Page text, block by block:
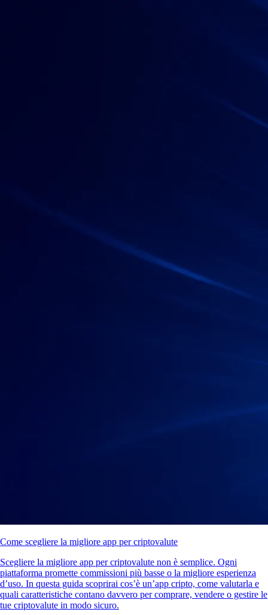
Come scegliere la migliore app per criptovalute
Scegliere la migliore app per criptovalute non è semplice. Ogni
piattaforma promette commissioni più basse o la migliore esperienza
d’uso. In questa guida scoprirai cos’è un’app cripto, come valutarla e
quali caratteristiche contano davvero per comprare, vendere o gestire le
tue criptovalute in modo sicuro.